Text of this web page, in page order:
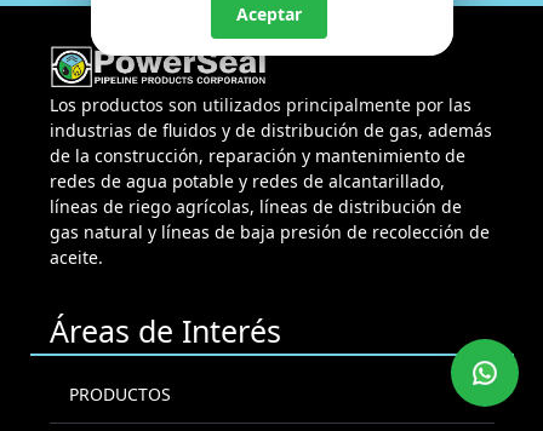
Los productos son utilizados principalmente por las
industrias de fluidos y de distribución de gas, además
de la construcción, reparación y mantenimiento de
redes de agua potable y redes de alcantarillado,
líneas de riego agrícolas, líneas de distribución de
gas natural y líneas de baja presión de recolección de
aceite.
Áreas de Interés
PRODUCTOS
Aceptar